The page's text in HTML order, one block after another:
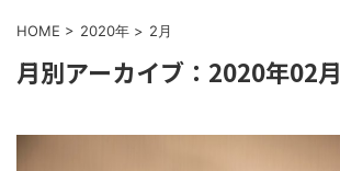
HOME > 2020年 > 2月
月別アーカイブ：2020年02月